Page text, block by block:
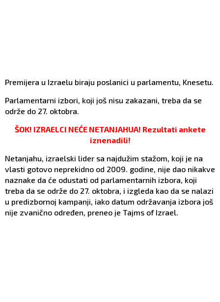
Premijera u Izraelu biraju poslanici u parlamentu, Knesetu.
Parlamentarni izbori, koji još nisu zakazani, treba da se
održe do 27. oktobra.
ŠOK! IZRAELCI NEĆE NETANJAHUA! Rezultati ankete
iznenadili!
Netanjahu, izraelski lider sa najdužim stažom, koji je na
vlasti gotovo neprekidno od 2009. godine, nije dao nikakve
naznake da će odustati od parlamentarnih izbora, koji
treba da se održe do 27. oktobra, i izgleda kao da se nalazi
u predizbornoj kampanji, iako datum održavanja izbora još
nije zvanično određen, preneo je Tajms of Izrael.